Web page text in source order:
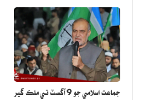
جماعت اسلامي جو 9 آگسٽ تي ملڪ گير